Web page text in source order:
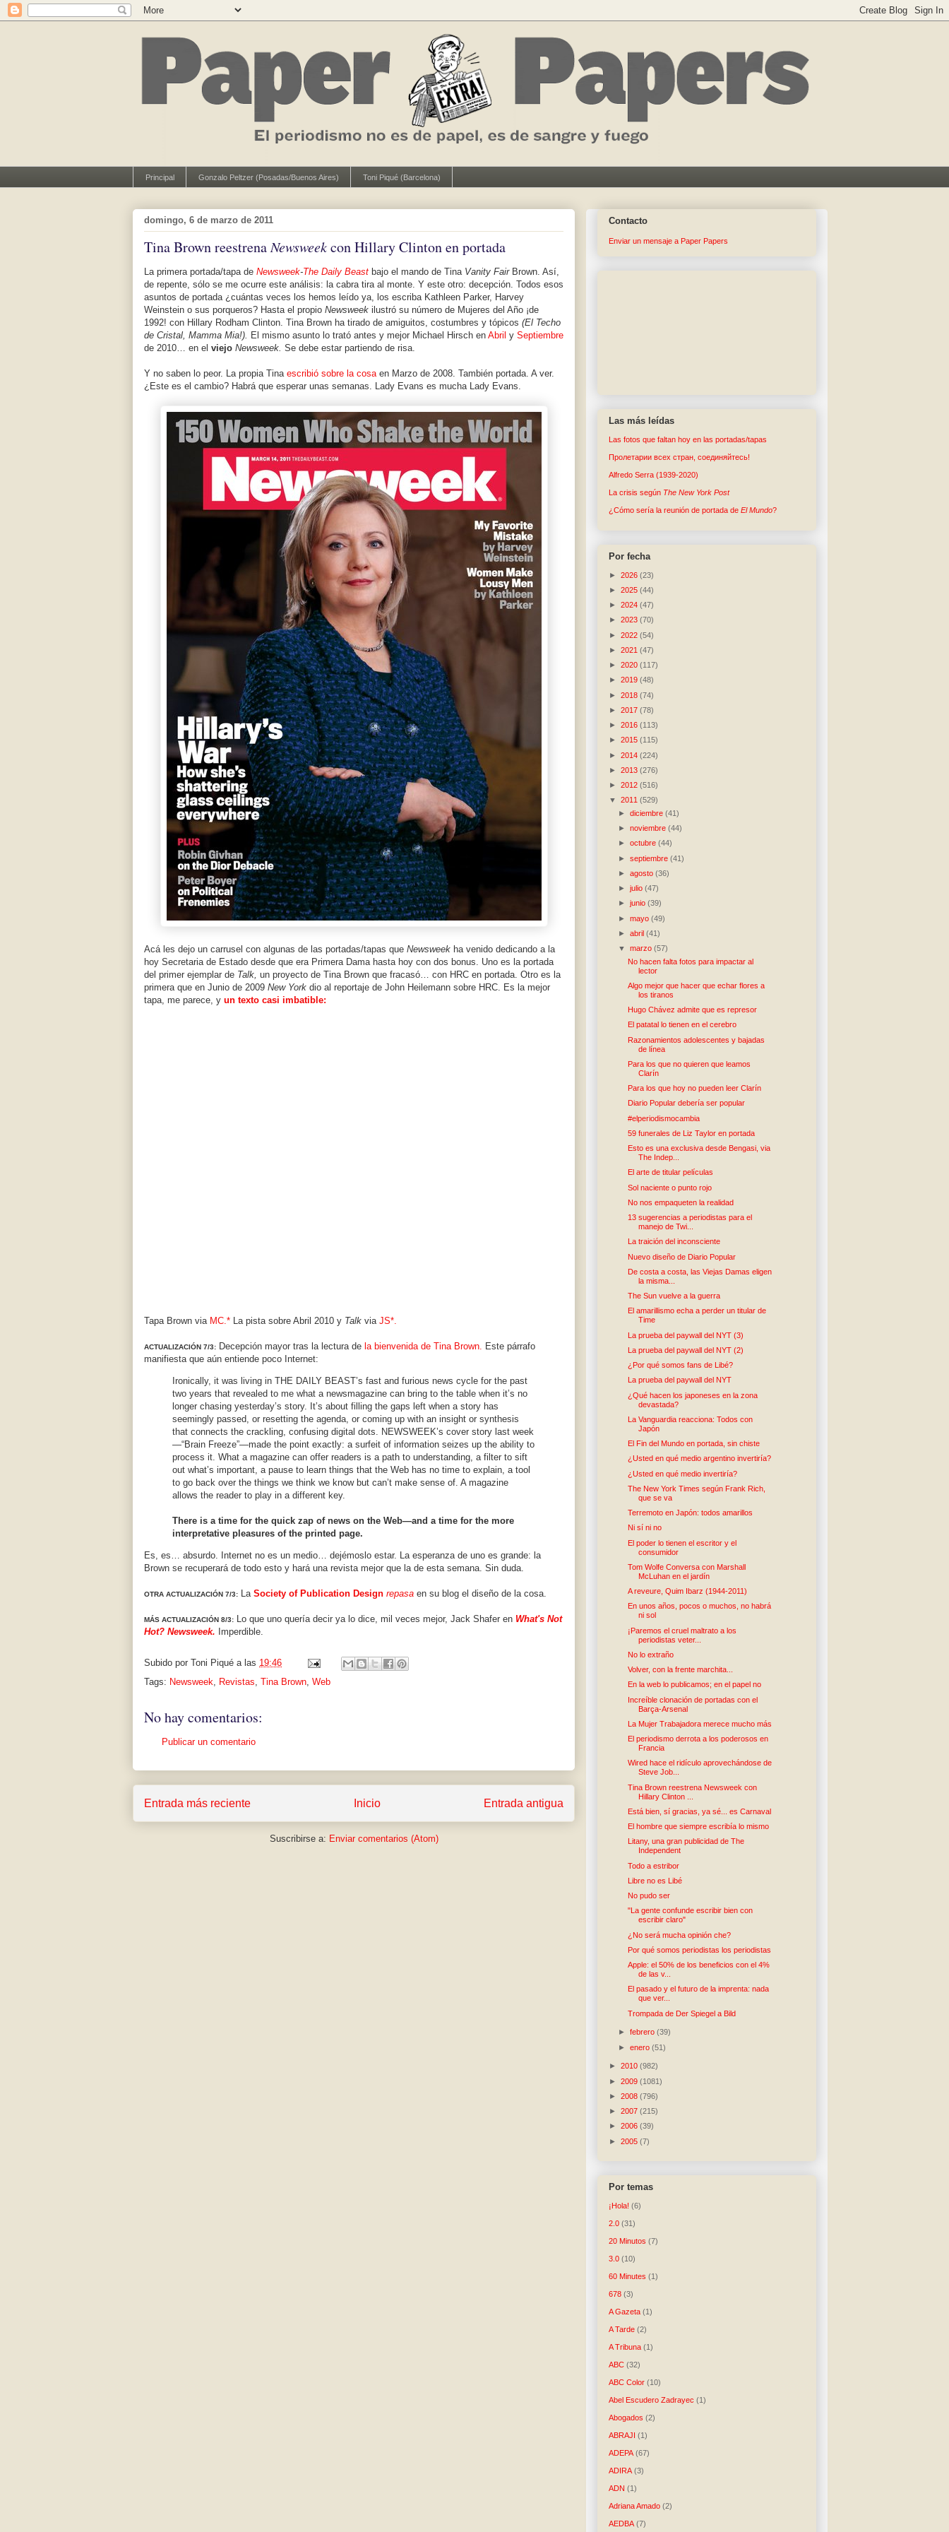
Principal Gonzalo Peltzer (Posadas/Buenos Aires) Toni Piqué (Barcelona)
domingo, 6 de marzo de 2011
Tina Brown reestrenaNewsweekcon Hillary Clinton en portada
La primera portada/tapa de Newsweek-The Daily Beast bajo el mando de Tina Vanity FairBrown. Así,
de repente, sólo se me ocurre este análisis: la cabra tira al monte. Y este otro: decepción. Todos esos
asuntos de portada ¿cuántas veces los hemos leído ya, los escriba Kathleen Parker, Harvey
Weinstein o sus porqueros? Hasta el propio Newsweek ilustró su número de Mujeres del Año ¡de
1992! con Hillary Rodham Clinton. Tina Brown ha tirado de amiguitos, costumbres y tópicos (El Techo
de Cristal, Mamma Mia!). El mismo asunto lo trató antes y mejor Michael Hirsch en Abril y Septiembre
de 2010… en el viejo Newsweek. Se debe estar partiendo de risa.
Y no saben lo peor. La propia Tina escribió sobre la cosaen Marzo de 2008. También portada. A ver.
¿Este es el cambio? Habrá que esperar unas semanas. Lady Evans es mucha Lady Evans.
Acá les dejo un carrusel con algunas de las portadas/tapas que Newsweek ha venido dedicando a la
hoy Secretaria de Estado desde que era Primera Dama hasta hoy con dos bonus. Uno es la portada
del primer ejemplar de Talk, un proyecto de Tina Brown que fracasó… con HRC en portada. Otro es la
primera que en Junio de 2009 New York dio al reportaje de John Heilemann sobre HRC. Es la mejor
tapa, me parece, y un texto casi imbatible:
Tapa Brown via MC.* La pista sobre Abril 2010 y Talk via JS*.
ACTUALIZACIÓN 7/3: Decepción mayor tras la lectura de la bienvenida de Tina Brown. Este párrafo
manifiesta que aún entiende poco Internet:
Ironically, it was living in THE DAILY BEAST’s fast and furious news cycle for the past
two years that revealed to me what a newsmagazine can bring to the table when it’s no
longer chasing yesterday’s story. It’s about filling the gaps left when a story has
seemingly passed, or resetting the agenda, or coming up with an insight or synthesis
that connects the crackling, confusing digital dots. NEWSWEEK’s cover story last week
—“Brain Freeze”—made the point exactly: a surfeit of information seizes up the ability to
process it. What a magazine can offer readers is a path to understanding, a filter to sift
out what’s important, a pause to learn things that the Web has no time to explain, a tool
to go back over the things we think we know but can’t make sense of. A magazine
allows the reader to play in a different key.
There is a time for the quick zap of news on the Web—and a time for the more
interpretative pleasures of the printed page.
Es, es… absurdo. Internet no es un medio… dejémoslo estar. La esperanza de uno es grande: la
Brown se recuperará de todo esto y hará una revista mejor que la de esta semana. Sin duda.
OTRA ACTUALIZACIÓN 7/3: La Society of Publication Design repasa en su blog el diseño de la cosa.
MÁS ACTUALIZACIÓN 8/3: Lo que uno quería decir ya lo dice, mil veces mejor, Jack Shafer en What's Not
Hot? Newsweek. Imperdible.
Subido por Toni Piqué a las 19:46
Tags: Newsweek, Revistas, Tina Brown, Web
No hay comentarios:
Publicar un comentario
Entrada más reciente Entrada antigua
Inicio
Suscribirse a: Enviar comentarios (Atom)
Contacto
Enviar un mensaje a Paper Papers
Las más leídas
Las fotos que faltan hoy en las portadas/tapas
Пролетарии всех стран, соединяйтесь!
Alfredo Serra (1939-2020)
La crisis según The New York Post
¿Cómo sería la reunión de portada de El Mundo?
Por fecha
► 2026 (23)
► 2025 (44)
► 2024 (47)
► 2023 (70)
► 2022 (54)
► 2021 (47)
► 2020 (117)
► 2019 (48)
► 2018 (74)
► 2017 (78)
► 2016 (113)
► 2015 (115)
► 2014 (224)
► 2013 (276)
► 2012 (516)
▼ 2011 (529)
►diciembre(41)
►noviembre(44)
►octubre(44)
►septiembre(41)
►agosto(36)
►julio(47)
►junio(39)
►mayo(49)
►abril(41)
▼marzo(57)
No hacen falta fotos para impactar al
lector
Algo mejor que hacer que echar flores a
los tiranos
Hugo Chávez admite que es represor
El patatal lo tienen en el cerebro
Razonamientos adolescentes y bajadas
de línea
Para los que no quieren que leamos
Clarín
Para los que hoy no pueden leer Clarín
Diario Popular debería ser popular
#elperiodismocambia
59 funerales de Liz Taylor en portada
Esto es una exclusiva desde Bengasi, via
The Indep...
El arte de titular películas
Sol naciente o punto rojo
No nos empaqueten la realidad
13 sugerencias a periodistas para el
manejo de Twi...
La traición del inconsciente
Nuevo diseño de Diario Popular
De costa a costa, las Viejas Damas eligen
la misma...
The Sun vuelve a la guerra
El amarillismo echa a perder un titular de
Time
La prueba del paywall del NYT (3)
La prueba del paywall del NYT (2)
¿Por qué somos fans de Libé?
La prueba del paywall del NYT
¿Qué hacen los japoneses en la zona
devastada?
La Vanguardia reacciona: Todos con
Japón
El Fin del Mundo en portada, sin chiste
¿Usted en qué medio argentino invertiría?
¿Usted en qué medio invertiría?
The New York Times según Frank Rich,
que se va
Terremoto en Japón: todos amarillos
Ni sí ni no
El poder lo tienen el escritor y el
consumidor
Tom Wolfe Conversa con Marshall
McLuhan en el jardín
A reveure, Quim Ibarz (1944-2011)
En unos años, pocos o muchos, no habrá
ni sol
¡Paremos el cruel maltrato a los
periodistas veter...
No lo extraño
Volver, con la frente marchita...
En la web lo publicamos; en el papel no
Increíble clonación de portadas con el
Barça-Arsenal
La Mujer Trabajadora merece mucho más
El periodismo derrota a los poderosos en
Francia
Wired hace el ridículo aprovechándose de
Steve Job...
Tina Brown reestrena Newsweek con
Hillary Clinton ...
Está bien, sí gracias, ya sé... es Carnaval
El hombre que siempre escribía lo mismo
Litany, una gran publicidad de The
Independent
Todo a estribor
Libre no es Libé
No pudo ser
"La gente confunde escribir bien con
escribir claro"
¿No será mucha opinión che?
Por qué somos periodistas los periodistas
Apple: el 50% de los beneficios con el 4%
de las v...
El pasado y el futuro de la imprenta: nada
que ver...
Trompada de Der Spiegel a Bild
►febrero(39)
►enero(51)
► 2010 (982)
► 2009 (1081)
► 2008 (796)
► 2007 (215)
► 2006 (39)
► 2005 (7)
Por temas
¡Hola! (6)
2.0 (31)
20 Minutos (7)
3.0 (10)
60 Minutes (1)
678 (3)
A Gazeta (1)
A Tarde (2)
A Tribuna (1)
ABC (32)
ABC Color (10)
Abel Escudero Zadrayec (1)
Abogados (2)
ABRAJI (1)
ADEPA (67)
ADIRA (3)
ADN (1)
Adriana Amado (2)
AEDBA (7)